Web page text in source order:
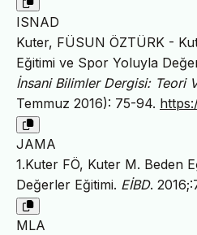
ISNAD
Kuter, FÜSUN ÖZTÜRK -
Eğitimi ve Spor Yoluyla
İnsani Bilimler Dergisi: Teori
Temmuz 2016): 75-94.
JAMA
1.Kuter FÖ, Kuter M. Beden
Değerler Eğitimi. EİBD.
MLA